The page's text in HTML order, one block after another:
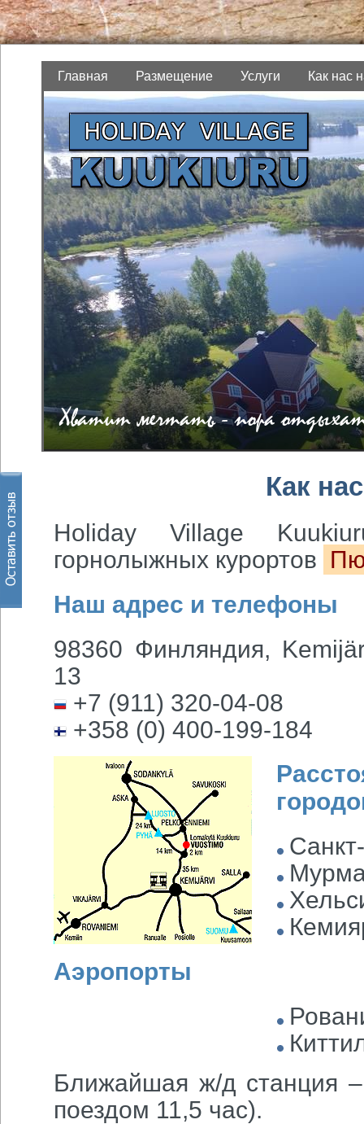
Главная Размещение Услуги Как нас
Хватит мечтать - пора
Как
Holiday Village
горнолыжных курортов
Наш адрес и телефоны
98360 Финляндия,
13
+7 (911) 320-04-08
+358 (0) 400-199-184
Аэропорты
Ближайшая ж/д станция
поездом 11,5 час).